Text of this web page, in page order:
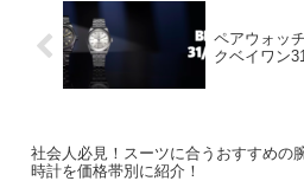
ペアウォッ
クベイワン
社会人必見！スーツに合うおすすめの
時計を価格帯別に紹介！